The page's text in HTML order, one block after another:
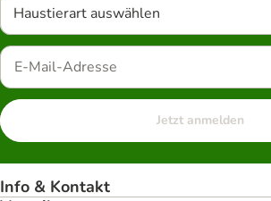
Haustierart auswählen
Jetzt anmelden
Info & Kontakt